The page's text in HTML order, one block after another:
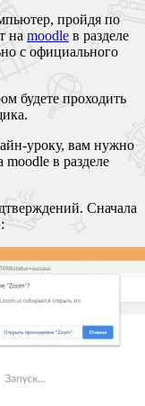
пройдя по
на moodle в разделе
с официального
будете проходить
уроку, вам нужно
в разделе
Сначала